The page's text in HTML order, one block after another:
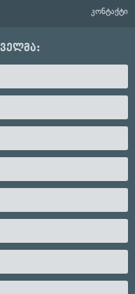
კონტაქტი